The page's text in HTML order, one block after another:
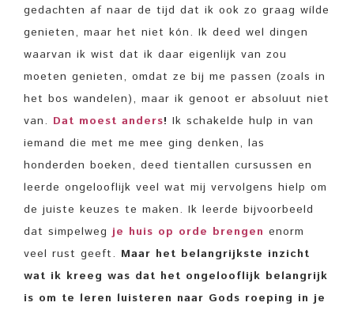
gedachten af naar de tijd dat ik ook zo graag wílde
genieten, maar het niet kón. Ik deed wel dingen
waarvan ik wist dat ik daar eigenlijk van zou
moeten genieten, omdat ze bij me passen (zoals in
het bos wandelen), maar ik genoot er absoluut niet
van. Dat moest anders! Ik schakelde hulp in van
iemand die met me mee ging denken, las
honderden boeken, deed tientallen cursussen en
leerde ongelooflijk veel wat mij vervolgens hielp om
de juiste keuzes te maken. Ik leerde bijvoorbeeld
dat simpelwegje huis op orde brengen enorm
veel rust geeft. Maar het belangrijkste inzicht
wat ik kreeg was dat het ongelooflijk belangrijk
is om te leren luisteren naar Gods roeping in je